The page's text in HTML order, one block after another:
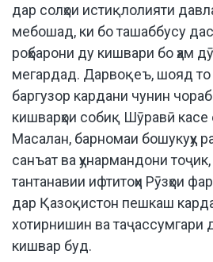
дар солҳои истиқлолияти
мебошад, ки бо ташаббусу
роҳбарони ду кишвари бо ҳам
мегардад. Дарвоқеъ, шояд то
баргузор кардани чунин
кишварҳои собиқ Шӯравӣ
Масалан, барномаи бошукуҳу
санъат ва ҳунармандони
тантанавии ифтитоҳи Рӯзҳои
дар Қазоқистон пешкаш
хотирнишин ва таҷассумгари
кишвар буд.